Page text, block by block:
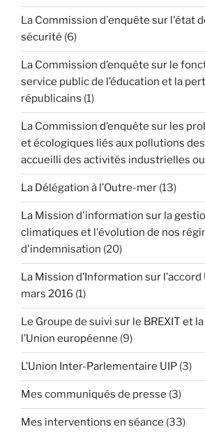
La Commission d'enquête sur l'état
sécurité (6)
La Commission d’enquête sur le
service public de l’éducation et la
républicains (1)
La Commission d’enquête sur les
et écologiques liés aux pollutions
accueilli des activités industrielles
La Délégation à l’Outre-mer (13)
La Mission d'information sur la
climatiques et l'évolution de nos
d'indemnisation (20)
La Mission d’Information sur
mars 2016 (1)
Le Groupe de suivi sur le BREXIT et
l’Union européenne (9)
L’Union Inter-Parlementaire UIP (3)
Mes communiqués de presse (3)
Mes interventions en séance (33)